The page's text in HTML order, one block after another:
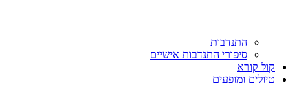
התנדבות
סיפורי התנדבות אישיים
קול קורא
טיולים ומופעים